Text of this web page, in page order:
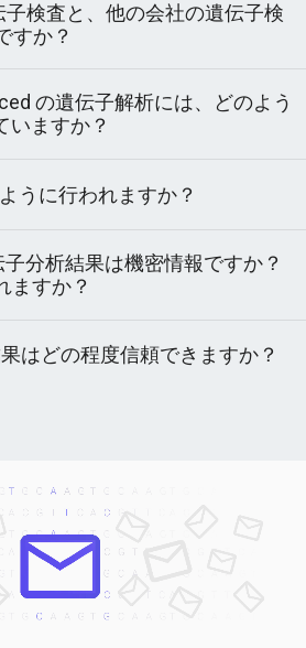
子検査と、他の会社の遺伝子検
すか？
だけます。さらに、追加料金なしで
ますので、最新の情報にアクセスで
の遺伝子解析には、どのよう
いますか？
以上の遺伝子レポートを受け取りま
うに行われますか？
できます。研究所はDNAを抽出し、
りと解釈を行います。
分析結果は機密情報ですか？
ますか？
れます。実験室でも、分析中も、個
はどの程度信頼できますか？